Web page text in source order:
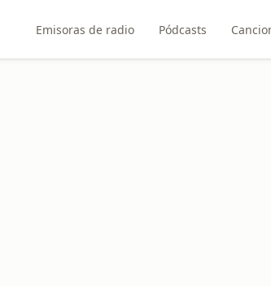
Emisoras de radio Pódcasts